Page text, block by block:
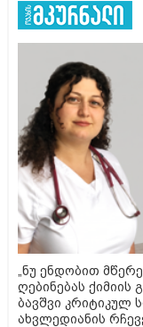
„ნუ ენდობით
ღებინებას ქიმიის
ბავშვი კრიტიკულ
ახვლედიანის